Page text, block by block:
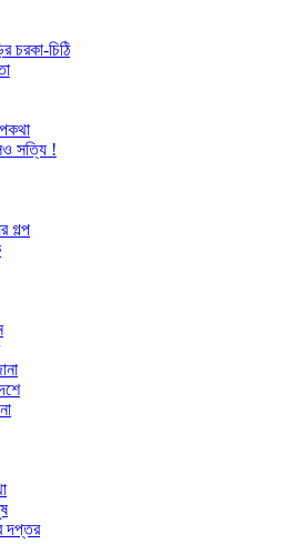
চরকা-চিঠি
সত্যি !
গল্প
দপ্তর